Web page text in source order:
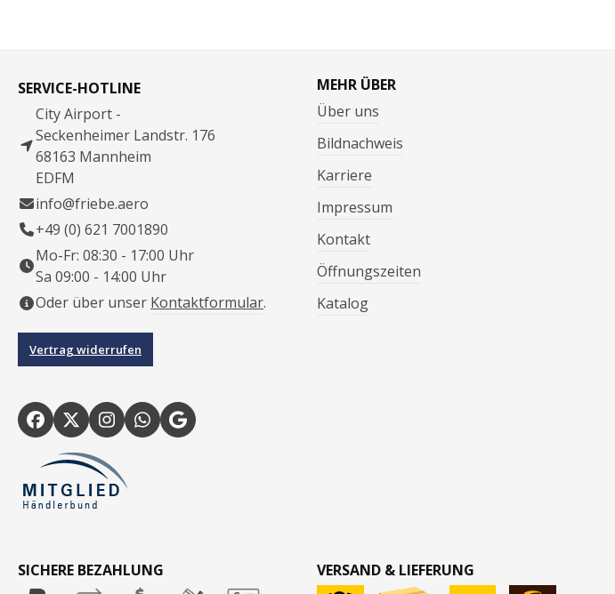
SERVICE-HOTLINE
City Airport -
Seckenheimer Landstr. 176
68163 Mannheim
EDFM
info@friebe.aero
+49 (0) 621 7001890
Mo-Fr: 08:30 - 17:00 Uhr
Sa 09:00 - 14:00 Uhr
Oder über unser Kontaktformular.
Vertrag widerrufen
MEHR ÜBER
Über uns
Bildnachweis
Karriere
Impressum
Kontakt
Öffnungszeiten
Katalog
SICHERE BEZAHLUNG VERSAND & LIEFERUNG